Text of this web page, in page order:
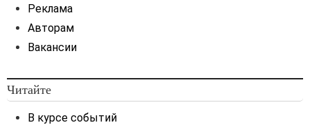
Реклама
Авторам
Вакансии
Читайте
В курсе событий